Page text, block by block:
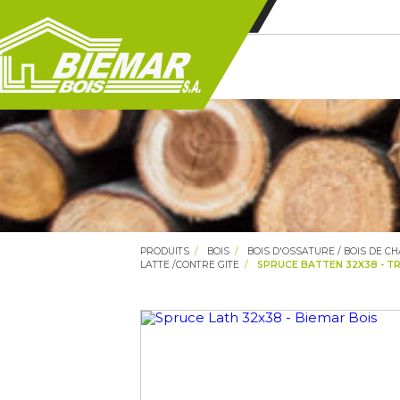
PRODUITS BOIS BOIS D'OSSATURE / BOIS DE
LATTE /CONTRE GITE
SPRUCE BATTEN 32X38 -